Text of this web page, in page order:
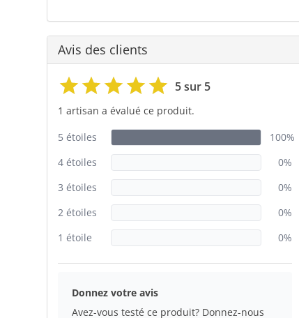
Avis des clients
5 sur 5
1 artisan a évalué ce produit.
5 étoiles
100%
4 étoiles
0%
3 étoiles
0%
2 étoiles
0%
1 étoile
0%
Donnez votre avis
Avez-vous testé ce produit? Donnez-nous